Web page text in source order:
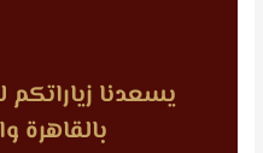
يسعدنا زياراتكم
بالقاهرة